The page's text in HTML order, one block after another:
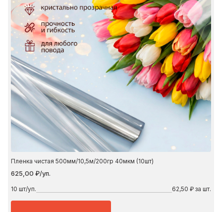
Пленка чистая 500мм/10,5м/200гр 40мкм (10шт)
625,00 ₽/уп.
10 шт/уп. 62,50 ₽ за шт.